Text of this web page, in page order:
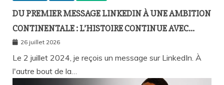
DU PREMIER MESSAGE LINKEDIN À UNE AMBITION
CONTINENTALE : L’HISTOIRE CONTINUE AVEC
BIRAHIM FALL ET BICTORYS
26 juillet 2026
Le 2 juillet 2024, je reçois un message sur LinkedIn. À
l'autre bout de la…